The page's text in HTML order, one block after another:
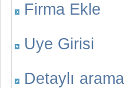
Firma Ekle
Uye Girisi
Detaylı arama